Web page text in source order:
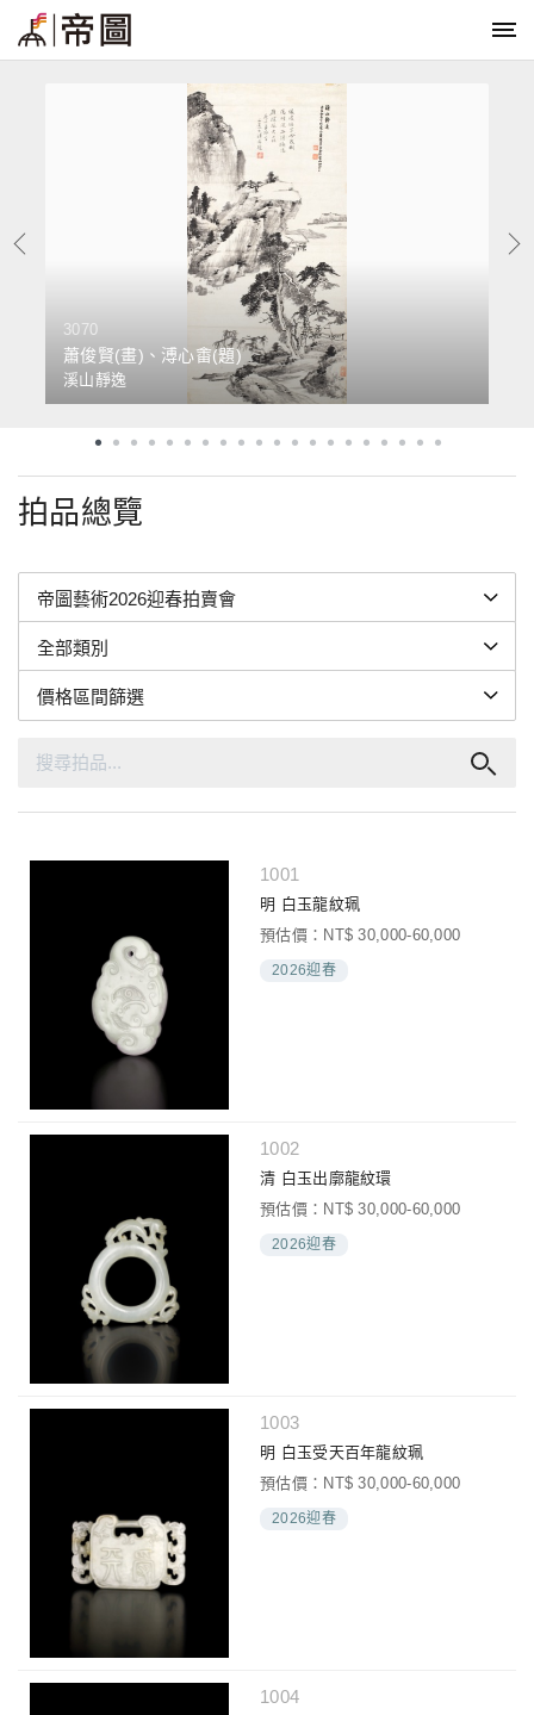
3070
蕭俊賢(畫)、溥心畬(題)
溪山靜逸
拍品總覽
1001
明 白玉龍紋珮
預估價：NT$ 30,000-60,000
2026迎春
1002
清 白玉出廓龍紋環
預估價：NT$ 30,000-60,000
2026迎春
1003
明 白玉受天百年龍紋珮
預估價：NT$ 30,000-60,000
2026迎春
1004